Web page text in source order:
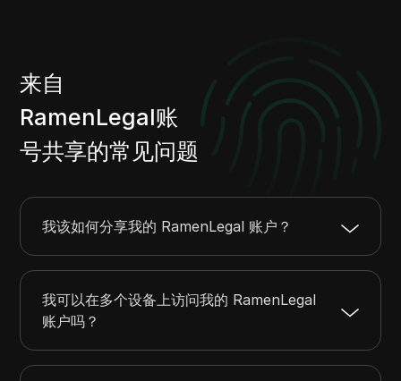
来自
RamenLegal账
号共享的常见问题
我该如何分享我的 RamenLegal 账户？
我可以在多个设备上访问我的 RamenLegal
账户吗？